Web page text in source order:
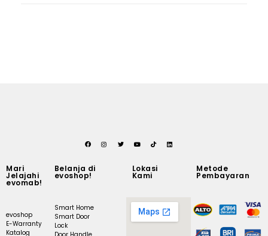
Mari
Jelajahi
evomab!
evoshop
E-Warranty
Katalog
Belanja di
evoshop!
Smart Home
Smart Door
Lock
Lokasi
Kami
Metode
Pembayaran